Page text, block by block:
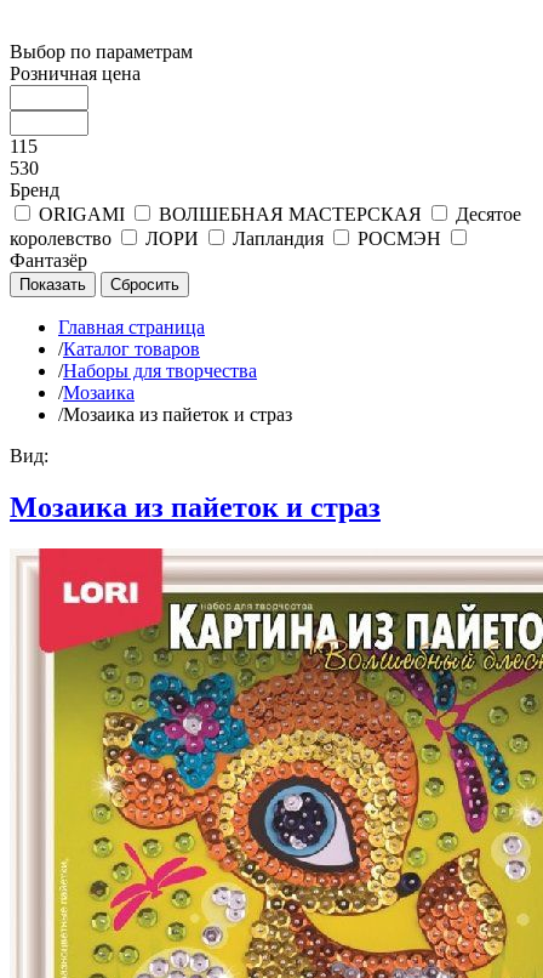
Выбор по параметрам
Розничная цена
115
530
Бренд
ORIGAMI
ВОЛШЕБНАЯ МАСТЕРСКАЯ
Десятое
королевство
ЛОРИ Лапландия
РОСМЭН
Фантазёр
Главная страница
/Каталог товаров
/Наборы для творчества
/Мозаика
/Мозаика из пайеток и страз
Вид:
Мозаика из пайеток и страз